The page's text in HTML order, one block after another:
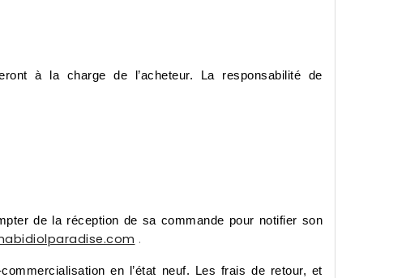
à la charge de l’acheteur. La responsabilité de
de la réception de sa commande pour notifier son
.
en l’état neuf. Les frais de retour, et